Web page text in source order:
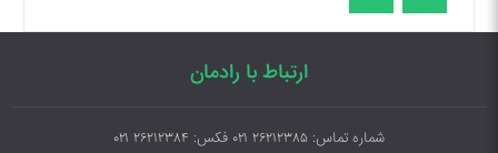
ارتباط با رادمان
شماره تماس: ۲۶۲۱۲۳۸۵ ۰۲۱ فکس: ۲۶۲۱۲۳۸۴ ۰۲۱